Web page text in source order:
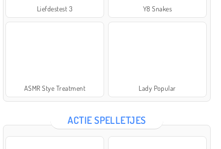
Liefdestest 3 Y8 Snakes
ASMR Stye Treatment Lady Popular
ACTIE SPELLETJES